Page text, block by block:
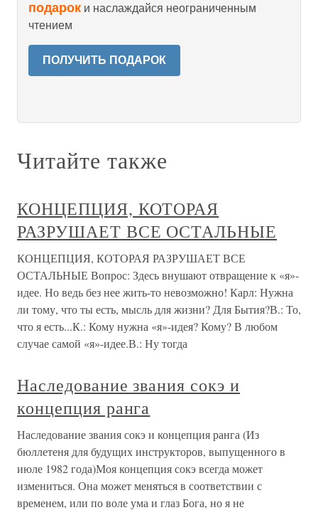
подарок и наслаждайся неограниченным
чтением
ПОЛУЧИТЬ ПОДАРОК
Читайте также
КОНЦЕПЦИЯ, КОТОРАЯ
РАЗРУШАЕТ ВСЕ ОСТАЛЬНЫЕ
КОНЦЕПЦИЯ, КОТОРАЯ РАЗРУШАЕТ ВСЕ
ОСТАЛЬНЫЕ Вопрос: Здесь внушают отвращение к «я»-
идее. Но ведь без нее жить-то невозможно! Карл: Нужна
ли тому, что ты есть, мысль для жизни? Для Бытия?В.: То,
что я есть...К.: Кому нужна «я»-идея? Кому? В любом
случае са­мой «я»-идее.В.: Ну тогда
Наследование звания сокэ и
концепция ранга
Наследование звания сокэ и концепция ранга (Из
бюллетеня для будущих инструкторов, выпущенного в
июле 1982 года)Моя концепция сокэ всегда может
измениться. Она может меняться в соответствии с
временем, или по воле ума и глаз Бога, но я не